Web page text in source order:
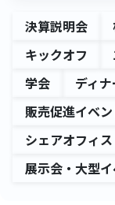
決算説明会
キックオフ
学会
ディ
販売促進イベン
シェアオフィ
展示会・大型